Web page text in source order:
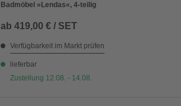
Badmöbel »Lendas«, 4-teilig
ab 419,00 € / SET
Verfügbarkeit im Markt prüfen
lieferbar
Zustellung 12.08. - 14.08.